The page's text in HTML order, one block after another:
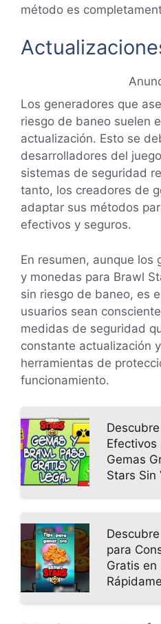
método es
Los generadores que
riesgo de baneo suelen
actualización. Esto se
desarrolladores del
sistemas de seguridad
tanto, los creadores de
adaptar sus métodos
efectivos y seguros.
En resumen, aunque los
y monedas para Brawl
sin riesgo de baneo, es
usuarios sean
medidas de seguridad
constante actualización
herramientas de
funcionamiento.
Efectivos
Gemas
Stars Sin
para
Gratis en